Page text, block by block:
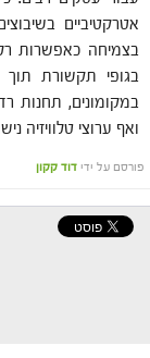
אטרקטיביים
בצמיחה כאפשרות
בגופי תקשורת תוך
במקומונים, תחנות
ואף ערוצי טלוויזיה
פורסם על ידי דוד קקון